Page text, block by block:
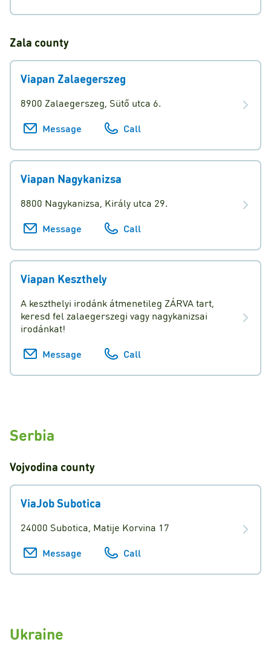
Zala county
Viapan Zalaegerszeg
8900 Zalaegerszeg, Sütő utca 6.
Message
Call
Viapan Nagykanizsa
8800 Nagykanizsa, Király utca 29.
Message
Call
Viapan Keszthely
A keszthelyi irodánk átmenetileg ZÁRVA tart,
keresd fel zalaegerszegi vagy nagykanizsai
irodánkat!
Message
Call
Serbia
Vojvodina county
ViaJob Subotica
24000 Subotica, Matije Korvina 17
Message
Call
Ukraine